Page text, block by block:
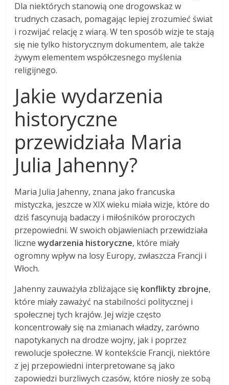
Dla niektórych stanowią one drogowskaz w
trudnych czasach, pomagając lepiej zrozumieć świat
i rozwijać relację z wiarą. W ten sposób wizje te stają
się nie tylko historycznym dokumentem, ale także
żywym elementem współczesnego myślenia
religijnego.
Jakie wydarzenia
historyczne
przewidziała Maria
Julia Jahenny?
Maria Julia Jahenny, znana jako francuska
mistyczka, jeszcze w XIX wieku miała wizje, które do
dziś fascynują badaczy i miłośników proroczych
przepowiedni. W swoich objawieniach przewidziała
licznewydarzenia historyczne, które miały
ogromny wpływ na losy Europy, zwłaszcza Francji i
Włoch.
Jahenny zauważyła zbliżające się konflikty zbrojne,
które miały zaważyć na stabilności politycznej i
społecznej tych krajów. Jej wizje często
koncentrowały się na zmianach władzy, zarówno
napotykanych na drodze wojny, jak i poprzez
rewolucje społeczne. W kontekście Francji, niektóre
z jej przepowiedni interpretowane są jako
zapowiedzi burzliwych czasów, które niosły ze sobą